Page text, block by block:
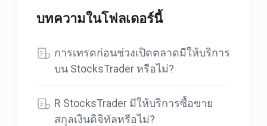
บทความในโฟลเดอร์นี้
การเทรดก่อนช่วงเปิดตลาดมีให้บริการ
บน StocksTrader หรือไม่?
R StocksTrader มีให้บริการซื้อขาย
สกุลเงินดิจิทัลหรือไม่?